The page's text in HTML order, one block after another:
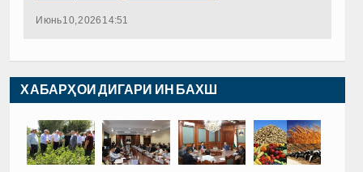
Июнь 10, 2026 14:51
ХАБАРҲОИ ДИГАРИ ИН БАХШ